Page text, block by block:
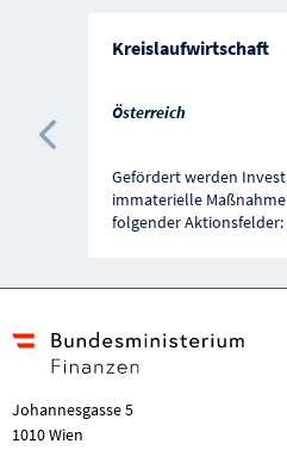
Kreislaufwirtschaft
Österreich
Gefördert werden
immaterielle
folgender
Vorherige
Johannesgasse 5
1010 Wien